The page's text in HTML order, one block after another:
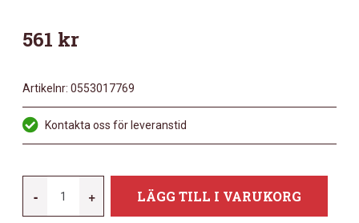
561 kr
Artikelnr: 0553017769
Kontakta oss för leveranstid
-
AMBASSADOR
+ LÄGG TILL I VARUKORG